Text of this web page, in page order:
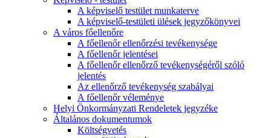
A képviselő testület munkaterve
A képviselő-testületi ülések jegyzőkönyvei
A város főellenőre
A főellenőr ellenőrzési tevékenysége
A főellenőr jelentései
A főellenőr ellenőrző tevékenységéről szóló
jelentés
Az ellenőrző tevékenység szabályai
A főellenőr véleménye
Helyi Önkormányzati Rendeletek jegyzéke
Általános dokumentumok
Költségvetés